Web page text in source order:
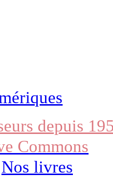
depuis
Commons
Nos livres